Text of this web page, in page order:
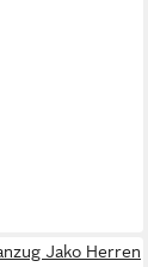
Jako Herren